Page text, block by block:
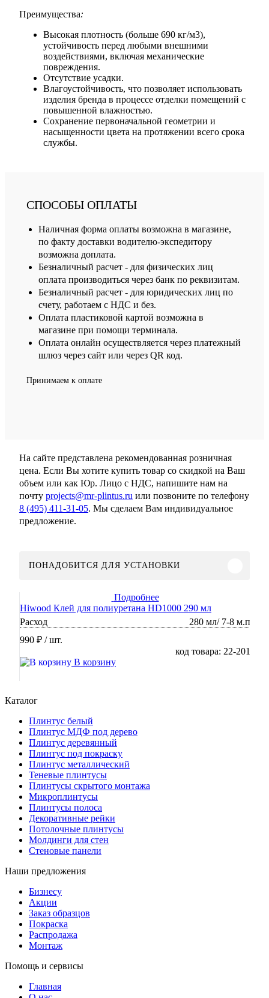
Преимущества:
Высокая плотность (больше 690 кг/м3),
устойчивость перед любыми внешними
воздействиями, включая механические
повреждения.
Отсутствие усадки.
Влагоустойчивость, что позволяет использовать
изделия бренда в процессе отделки помещений с
повышенной влажностью.
Сохранение первоначальной геометрии и
насыщенности цвета на протяжении всего срока
службы.
СПОСОБЫ ОПЛАТЫ
Наличная форма оплаты возможна в магазине,
по факту доставки водителю-экспедитору
возможна доплата.
Безналичный расчет - для физических лиц
оплата производиться через банк по реквизитам.
Безналичный расчет - для юридических лиц по
счету, работаем с НДС и без.
Оплата пластиковой картой возможна в
магазине при помощи терминала.
Оплата онлайн осуществляется через платежный
шлюз через сайт или через QR код.
Принимаем к оплате
На сайте представлена рекомендованная розничная
цена. Если Вы хотите купить товар со скидкой на Ваш
объем или как Юр. Лицо с НДС, напишите нам на
почту projects@mr-plintus.ru или позвоните по телефону
8 (495) 411-31-05. Мы сделаем Вам индивидуальное
предложение.
ПОНАДОБИТСЯ ДЛЯ УСТАНОВКИ
Подробнее
Hiwood Клей для полиуретана HD1000 290 мл
Расход
280 мл/ 7-8 м.п
990 ₽ / шт.
код товара: 22-201
В корзину
Каталог
Плинтус белый
Плинтус МДФ под дерево
Плинтус деревянный
Плинтус под покраску
Плинтус металлический
Теневые плинтусы
Плинтусы скрытого монтажа
Микроплинтусы
Плинтусы полоса
Декоративные рейки
Потолочные плинтусы
Молдинги для стен
Стеновые панели
Наши предложения
Бизнесу
Акции
Заказ образцов
Покраска
Распродажа
Монтаж
Помощь и сервисы
Главная